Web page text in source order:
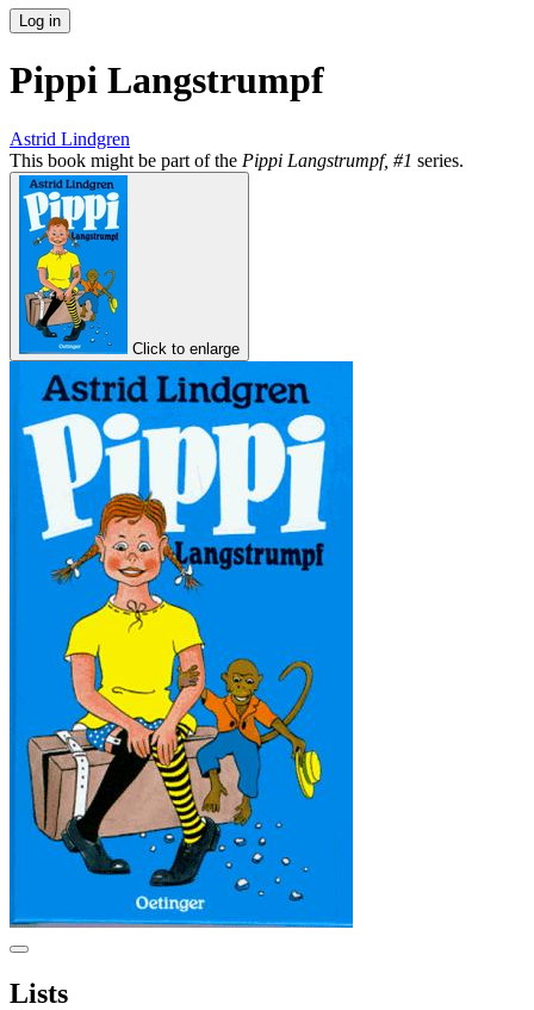
Log in
Pippi Langstrumpf
Astrid Lindgren
This book might be part of the Pippi Langstrumpf, #1 series.
Click to enlarge
Lists